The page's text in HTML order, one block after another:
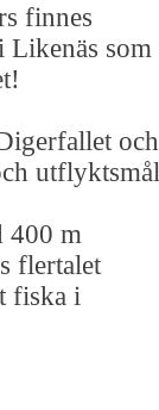
finnes
Likenäs som
och
utflyktsmål
400 m
flertalet
fiska i